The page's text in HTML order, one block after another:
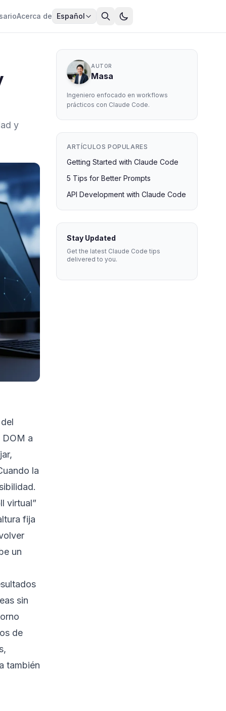
Acerca de Español
y
DOM a
la
virtual”
fija
un
sin
de
también
AUTOR
Masa
Ingeniero enfocado en workflows
prácticos con Claude Code.
ARTÍCULOS POPULARES
Getting Started with Claude Code
5 Tips for Better Prompts
API Development with Claude Code
Stay Updated
Get the latest Claude Code tips
delivered to you.